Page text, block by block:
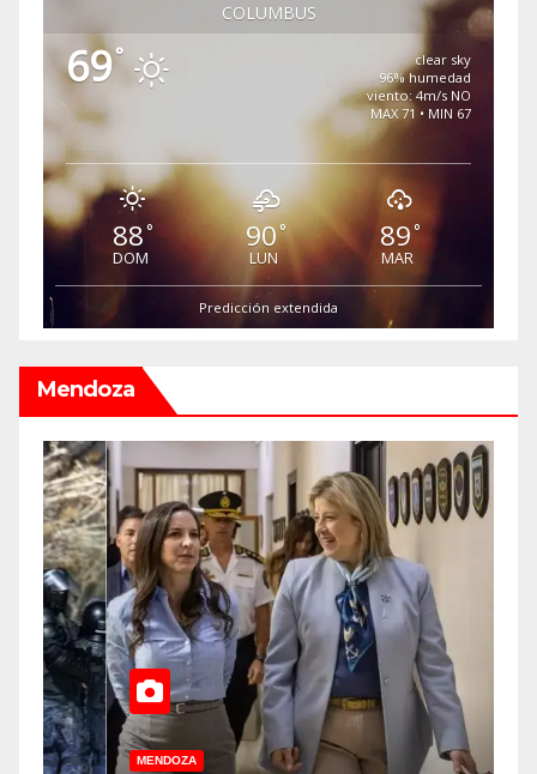
COLUMBUS
69°
clear sky
96% humedad
viento: 4m/s NO
MAX 71 • MIN 67
88°
DOM
90°
LUN
89°
MAR
Predicción extendida
Mendoza
MENDOZA